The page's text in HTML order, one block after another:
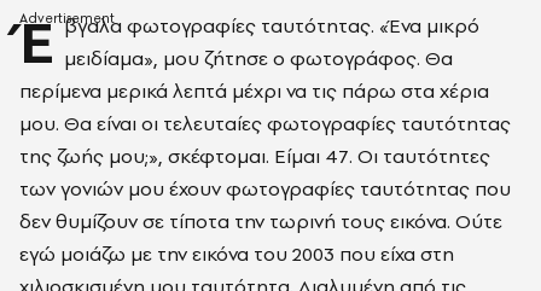
Έ βγαλα φωτογραφίες ταυτότητας. «Ένα μικρό
μειδίαμα», μου ζήτησε ο φωτογράφος. Θα
περίμενα μερικά λεπτά μέχρι να τις πάρω στα χέρια
μου. Θα είναι οι τελευταίες φωτογραφίες ταυτότητας
της ζωής μου;», σκέφτομαι. Είμαι 47. Οι ταυτότητες
των γονιών μου έχουν φωτογραφίες ταυτότητας που
δεν θυμίζουν σε τίποτα την τωρινή τους εικόνα. Ούτε
εγώ μοιάζω με την εικόνα του 2003 που είχα στη